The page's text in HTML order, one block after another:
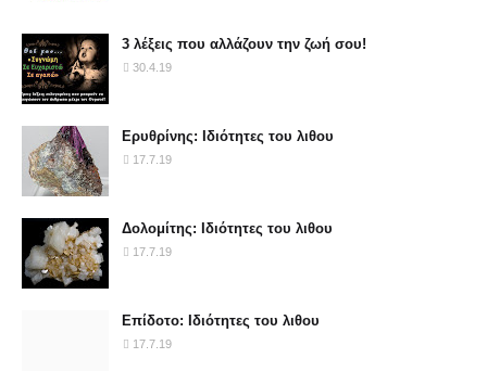
3 λέξεις που αλλάζουν την ζωή σου!
30.4.19
Ερυθρίνης: Ιδιότητες του λιθου
17.7.19
Δολομίτης: Ιδιότητες του λιθου
17.7.19
Επίδοτο: Ιδιότητες του λιθου
17.7.19